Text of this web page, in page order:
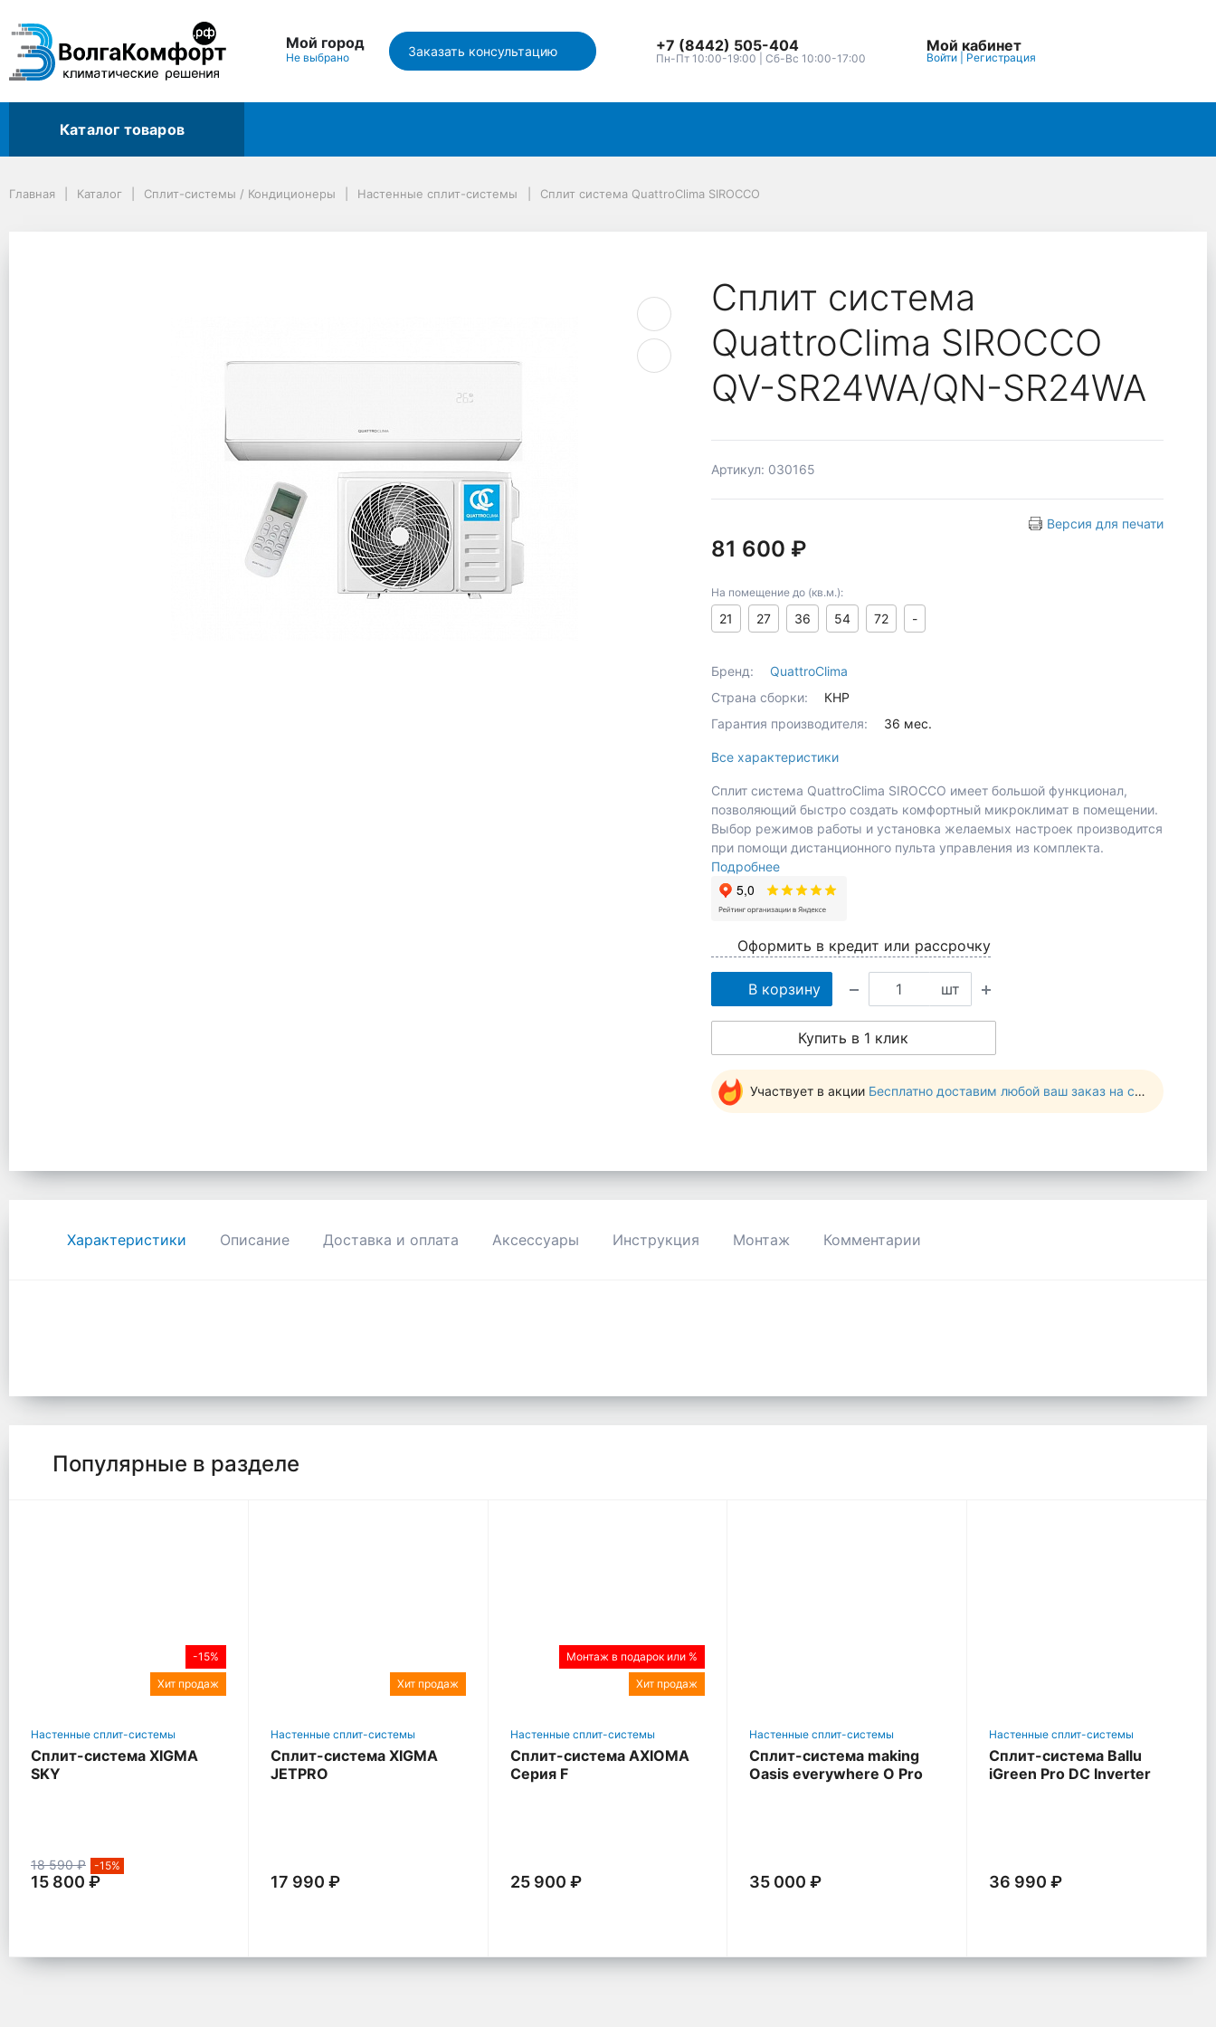
Мой город
Не выбрано Заказать консультацию +7 (8442) 505-404
Пн-Пт 10:00-19:00 | Сб-Вс 10:00-17:00
Мой кабинет
Войти| Регистрация
Каталог товаров
Настенные сплит-системы
Сплит система QuattroClima SIROCCO
Главная Каталог Сплит-системы / Кондиционеры Настенные сплит-системы Сплит система QuattroClima SIROCCO
Сплит система
QuattroClima SIROCCO
QV-SR24WA/QN-SR24WA
Артикул: 030165
Версия для печати
81 600 ₽
На помещение до (кв.м.):
21 27 36 54 72 -
Бренд:
QuattroClima
Страна сборки:
КНР
Гарантия производителя:
36 мес.
Все характеристики
Сплит система QuattroClima SIROCCO имеет большой функционал,
позволяющий быстро создать комфортный микроклимат в помещении.
Выбор режимов работы и установка желаемых настроек производится
при помощи дистанционного пульта управления из комплекта.
Подробнее
Оформить в кредит или рассрочку
В корзину шт
Купить в 1 клик
Участвует в акции Бесплатно доставим любой ваш заказ на сумму от 10 000 руб
Характеристики Описание Доставка и оплата Аксессуары Инструкция Монтаж Комментарии
Популярные в разделе
-15%
Хит продаж
Настенные сплит-системы
Сплит-система XIGMA
SKY
18 590 ₽ -15%
15 800 ₽
Хит продаж
Настенные сплит-системы
Сплит-система XIGMA
JETPRO
17 990 ₽
Монтаж в подарок или %
Хит продаж
Настенные сплит-системы
Сплит-система AXIOMA
Серия F
25 900 ₽
Настенные сплит-системы
Сплит-система making
Oasis everywhere O Pro
35 000 ₽
Настенные сплит-системы
Сплит-система Ballu
iGreen Pro DC Inverter
36 990 ₽